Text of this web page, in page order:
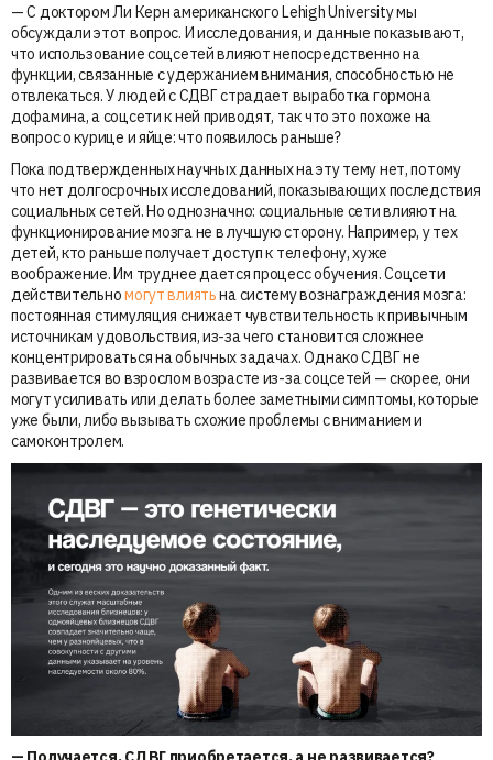
— С доктором Ли Керн американского Lehigh University мы
обсуждали этот вопрос. И исследования, и данные показывают,
что использование соцсетей влияют непосредственно на
функции, связанные с удержанием внимания, способностью не
отвлекаться. У людей с СДВГ страдает выработка гормона
дофамина, а соцсети к ней приводят, так что это похоже на
вопрос о курице и яйце: что появилось раньше?
Пока подтвержденных научных данных на эту тему нет, потому
что нет долгосрочных исследований, показывающих последствия
социальных сетей. Но однозначно: социальные сети влияют на
функционирование мозга не в лучшую сторону. Например, у тех
детей, кто раньше получает доступ к телефону, хуже
воображение. Им труднее дается процесс обучения. Соцсети
действительномогут влиятьна систему вознаграждения мозга:
постоянная стимуляция снижает чувствительность к привычным
источникам удовольствия, из-за чего становится сложнее
концентрироваться на обычных задачах. Однако СДВГ не
развивается во взрослом возрасте из-за соцсетей — скорее, они
могут усиливать или делать более заметными симптомы, которые
уже были, либо вызывать схожие проблемы с вниманием и
самоконтролем.